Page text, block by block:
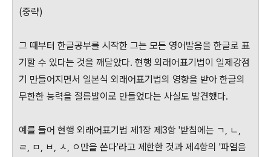
(중략)
그 때부터 한글공부를 시작한 그는 모든 영어발음을 한글로 표
기할 수 있다는 것을 깨달았다. 현행 외래어표기법이 일제강점
기 만들어지면서 일본식 외래어표기법의 영향을 받아 한글의
무한한 능력을 절름발이로 만들었다는 사실도 발견했다.
예를 들어 현행 외래어표기법 제1장 제3항 '받침에는 ㄱ, ㄴ,
ㄹ, ㅁ, ㅂ, ㅅ, ㅇ만을 쓴다'라고 제한한 것과 제4항의 '파열음